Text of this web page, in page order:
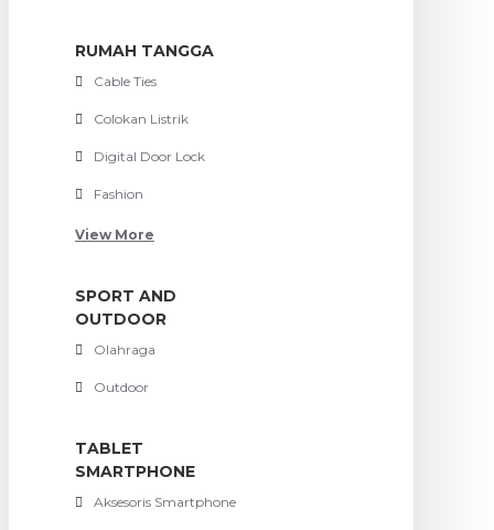
RUMAH TANGGA
Cable Ties
Colokan Listrik
Digital Door Lock
Fashion
View More
SPORT AND
OUTDOOR
Olahraga
Outdoor
TABLET
SMARTPHONE
Aksesoris Smartphone